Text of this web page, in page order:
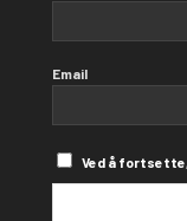
Email
Ved å